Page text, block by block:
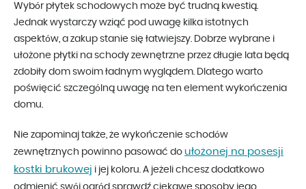
Wybór płytek schodowych może być trudną kwestią.
Jednak wystarczy wziąć pod uwagę kilka istotnych
aspektów, a zakup stanie się łatwiejszy. Dobrze wybrane i
ułożone płytki na schody zewnętrzne przez długie lata będą
zdobiły dom swoim ładnym wyglądem. Dlatego warto
poświęcić szczególną uwagę na ten element wykończenia
domu.
Nie zapominaj także, że wykończenie schodów
zewnętrznych powinno pasować do ułożonej na posesji
kostki brukowej i jej koloru. A jeżeli chcesz dodatkowo
odmienić swój ogród sprawdź ciekawe sposoby jego